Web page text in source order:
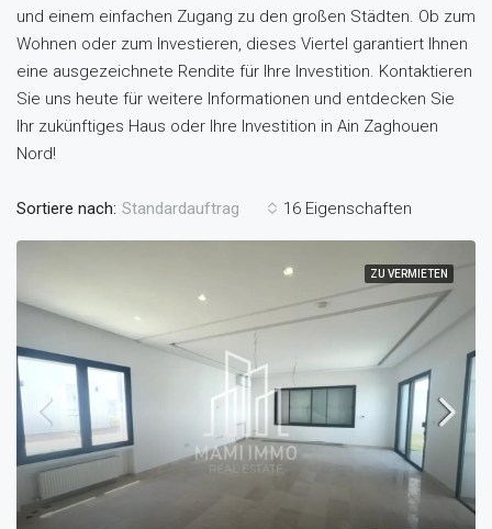
und einem einfachen Zugang zu den großen Städten. Ob zum
Wohnen oder zum Investieren, dieses Viertel garantiert Ihnen
eine ausgezeichnete Rendite für Ihre Investition. Kontaktieren
Sie uns heute für weitere Informationen und entdecken Sie
Ihr zukünftiges Haus oder Ihre Investition in Ain Zaghouen
Nord!
16 Eigenschaften
Sortiere nach: Standardauftrag
ZU VERMIETEN